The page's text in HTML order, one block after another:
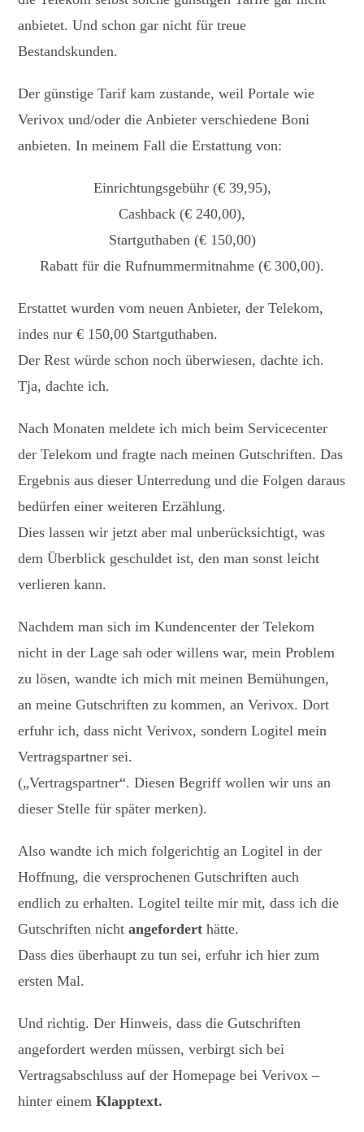
anbietet. Und schon gar nicht für treue
Bestandskunden.
Der günstige Tarif kam zustande, weil Portale wie
Verivox und/oder die Anbieter verschiedene Boni
anbieten. In meinem Fall die Erstattung von:
Einrichtungsgebühr (€ 39,95),
Cashback (€ 240,00),
Startguthaben (€ 150,00)
Rabatt für die Rufnummermitnahme (€ 300,00).
Erstattet wurden vom neuen Anbieter, der Telekom,
indes nur € 150,00 Startguthaben.
Der Rest würde schon noch überwiesen, dachte ich.
Tja, dachte ich.
Nach Monaten meldete ich mich beim Servicecenter
der Telekom und fragte nach meinen Gutschriften. Das
Ergebnis aus dieser Unterredung und die Folgen daraus
bedürfen einer weiteren Erzählung.
Dies lassen wir jetzt aber mal unberücksichtigt, was
dem Überblick geschuldet ist, den man sonst leicht
verlieren kann.
Nachdem man sich im Kundencenter der Telekom
nicht in der Lage sah oder willens war, mein Problem
zu lösen, wandte ich mich mit meinen Bemühungen,
an meine Gutschriften zu kommen, an Verivox. Dort
erfuhr ich, dass nicht Verivox, sondern Logitel mein
Vertragspartner sei.
(„Vertragspartner“. Diesen Begriff wollen wir uns an
dieser Stelle für später merken).
Also wandte ich mich folgerichtig an Logitel in der
Hoffnung, die versprochenen Gutschriften auch
endlich zu erhalten. Logitel teilte mir mit, dass ich die
Gutschriften nichtangefordert hätte.
Dass dies überhaupt zu tun sei, erfuhr ich hier zum
ersten Mal.
Und richtig. Der Hinweis, dass die Gutschriften
angefordert werden müssen, verbirgt sich bei
Vertragsabschluss auf der Homepage bei Verivox –
hinter einemKlapptext.